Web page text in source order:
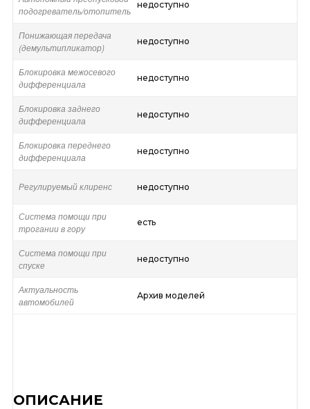
подогреватель/отопитель
недоступно
Понижающая передача
(демультипликатор)
недоступно
Блокировка межосевого
дифференциала
недоступно
Блокировка заднего
дифференциала
недоступно
Блокировка переднего
дифференциала
недоступно
Регулируемый клиренс недоступно
Система помощи при
трогании в гору
есть
Система помощи при
спуске
недоступно
Актуальность
автомобилей
Архив моделей
ОПИСАНИЕ